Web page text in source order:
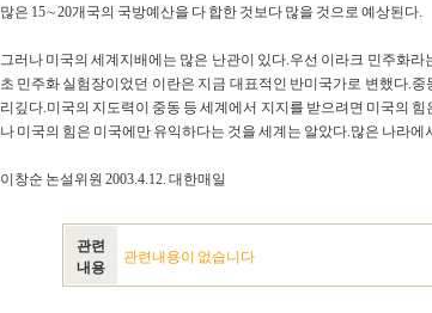
많은 15∼20개국의 국방예산을 다 합한 것보다 많을 것으로 예상된다.
그러나 미국의 세계지배에는 많은 난관이 있다.우선 이라크 민주화
초 민주화 실험장이었던 이란은 지금 대표적인 반미국가로 변했다.
리깊다.미국의 지도력이 중동 등 세계에서 지지를 받으려면 미국의
나 미국의 힘은 미국에만 유익하다는 것을 세계는 알았다.많은 나라
이창순 논설위원 2003.4.12. 대한매일
관련
내용
관련내용이 없습니다